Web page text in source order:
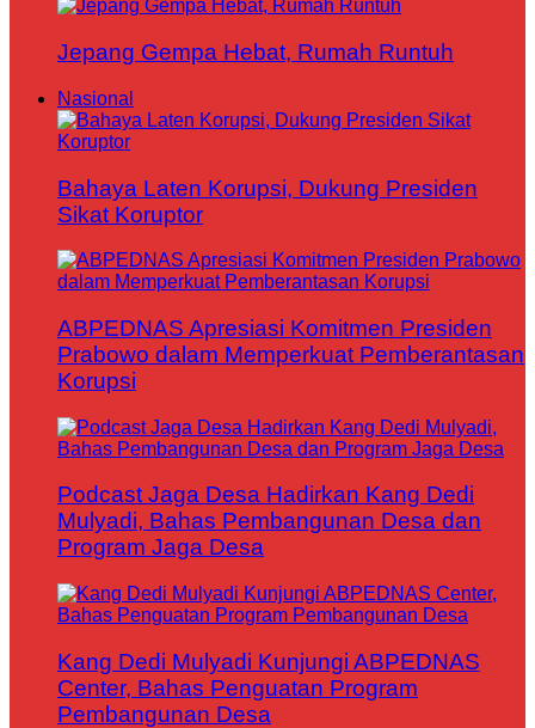
Jepang Gempa Hebat, Rumah Runtuh
Nasional
Bahaya Laten Korupsi, Dukung Presiden
Sikat Koruptor
ABPEDNAS Apresiasi Komitmen Presiden
Prabowo dalam Memperkuat Pemberantasan
Korupsi
Podcast Jaga Desa Hadirkan Kang Dedi
Mulyadi, Bahas Pembangunan Desa dan
Program Jaga Desa
Kang Dedi Mulyadi Kunjungi ABPEDNAS
Center, Bahas Penguatan Program
Pembangunan Desa